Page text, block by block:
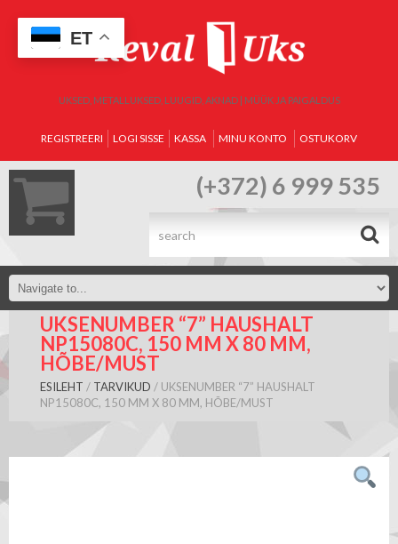
UKSED, METALLUKSED, LUUGID, AKNAD | MÜÜK JA PAIGALDUS
REGISTREERI LOGI SISSE KASSA MINU KONTO OSTUKORV
(+372) 6 999 535
UKSENUMBER “7” HAUSHALT
NP15080C, 150 MM X 80 MM,
HÕBE/MUST
ESILEHT / TARVIKUD / UKSENUMBER “7” HAUSHALT
NP15080C, 150 MM X 80 MM, HÕBE/MUST
ET